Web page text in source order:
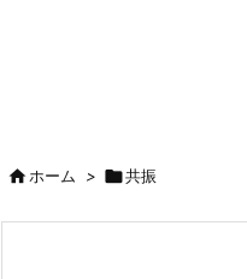
ホーム > 共振